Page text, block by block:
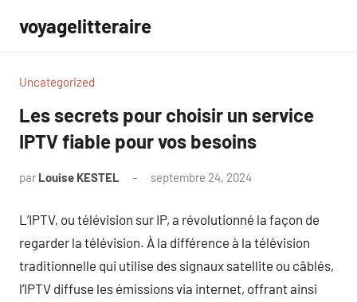
contenu
voyagelitteraire
Uncategorized
Les secrets pour choisir un service
IPTV fiable pour vos besoins
par Louise KESTEL septembre 24, 2024
L’IPTV, ou télévision sur IP, a révolutionné la façon de
regarder la télévision. À la différence à la télévision
traditionnelle qui utilise des signaux satellite ou câblés,
l’IPTV diffuse les émissions via internet, offrant ainsi